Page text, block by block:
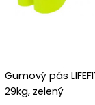
Gumový pás
29kg, zelený